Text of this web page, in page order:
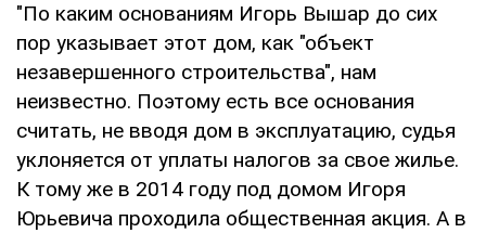
"По каким основаниям Игорь Вышар до сих
пор указывает этот дом, как "объект
незавершенного строительства", нам
неизвестно. Поэтому есть все основания
считать, не вводя дом в эксплуатацию, судья
уклоняется от уплаты налогов за свое жилье.
К тому же в 2014 году под домом Игоря
Юрьевича проходила общественная акция. А в